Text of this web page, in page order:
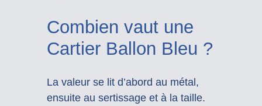
Combien vaut une
Cartier Ballon Bleu ?
La valeur se lit d’abord au métal,
ensuite au sertissage et à la taille.